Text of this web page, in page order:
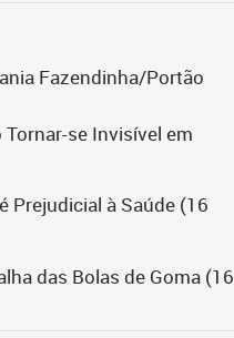
Fazendinha/Portão
se Invisível em
Prejudicial à Saúde (16
das Bolas de Goma (16